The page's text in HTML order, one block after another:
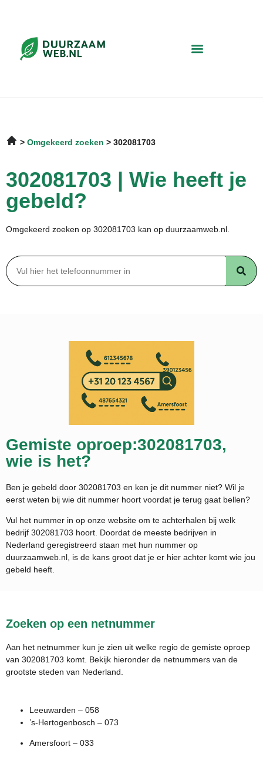
Omgekeerd zoeken 302081703
302081703 | Wie heeft je
gebeld?
Omgekeerd zoeken op 302081703 kan op duurzaamweb.nl.
Gemiste oproep:302081703,
wie is het?
Ben je gebeld door 302081703 en ken je dit nummer niet? Wil je
eerst weten bij wie dit nummer hoort voordat je terug gaat bellen?
Vul het nummer in op onze website om te achterhalen bij welk
bedrijf 302081703 hoort. Doordat de meeste bedrijven in
Nederland geregistreerd staan met hun nummer op
duurzaamweb.nl, is de kans groot dat je er hier achter komt wie jou
gebeld heeft.
Zoeken op een netnummer
Aan het netnummer kun je zien uit welke regio de gemiste oproep
van 302081703 komt. Bekijk hieronder de netnummers van de
grootste steden van Nederland.
Leeuwarden – 058
’s-Hertogenbosch – 073
Amersfoort – 033